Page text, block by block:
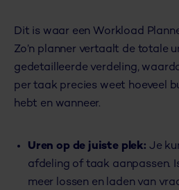
Dit is waar een Workload
Zo’n planner vertaalt de totale
gedetailleerde verdeling,
per taak precies weet hoeveel
hebt en wanneer.
Uren op de juiste plek: Je
afdeling of taak aanpassen.
meer lossen en laden van